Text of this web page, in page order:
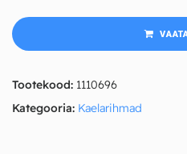
Tootekood: 1110696
Kategooria: Kaelarihmad